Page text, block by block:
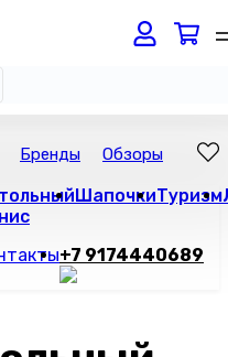
Бренды Обзоры
ШапочкиТуризм
+7 9174440689